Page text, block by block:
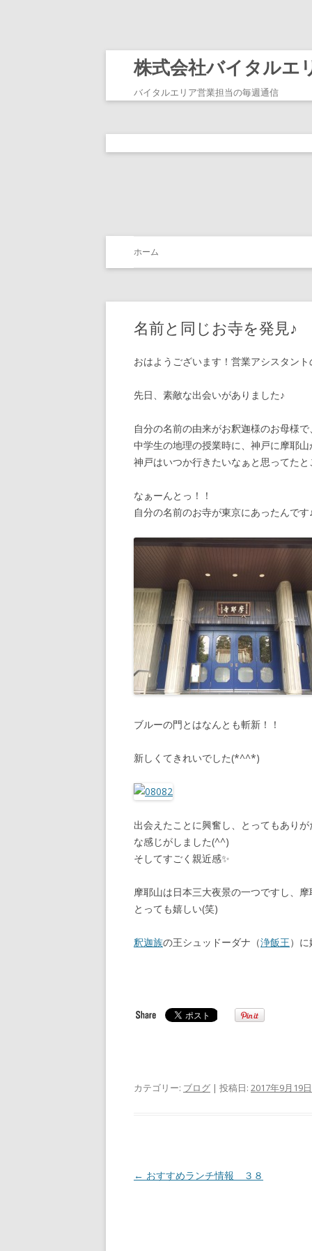
株式会社バイタルエ
バイタルエリア営業担当の毎週通信
ホーム
名前と同じお寺を発見♪
おはようございます！営業アシスタント
先日、素敵な出会いがありました♪
自分の名前の由来がお釈迦様のお母様で、
中学生の地理の授業時に、神戸に摩耶
神戸はいつか行きたいなぁと思ってた
なぁーんとっ！！
自分の名前のお寺が東京にあったんです
ブルーの門とはなんとも斬新！！
新しくてきれいでした(*^^*)
出会えたことに興奮し、とってもあり
な感じがしました(^^)
そしてすごく親近感✨
摩耶山は日本三大夜景の一つですし、
とっても嬉しい(笑)
釈迦族の王シュッドーダナ（浄飯王）
カテゴリー: ブログ | 投稿日: 2017年9月19日
投
← おすすめランチ情報 ３８